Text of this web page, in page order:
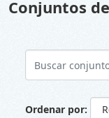
Conjuntos
Ordenar por